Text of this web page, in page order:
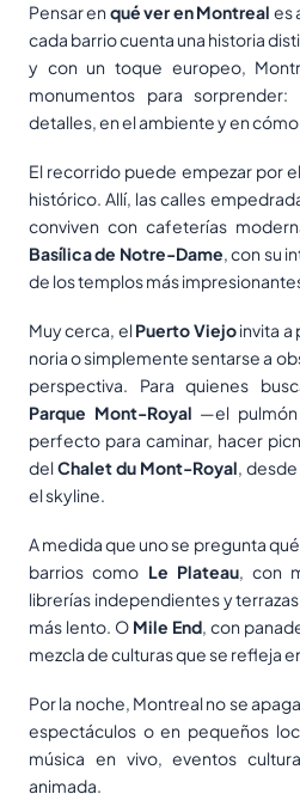
Pensar en qué ver en Montreal es
cada barrio cuenta una historia
y con un toque europeo,
monumentos para
detalles, en el ambiente y en
El recorrido puede empezar por
histórico. Allí, las calles
conviven con cafeterías
Basílica de Notre-Dame, con su
de los templos más
Muy cerca, elPuerto Viejoinvita a
noria o simplemente sentarse a
perspectiva. Para quienes
Parque Mont-Royal —el
perfecto para caminar, hacer
delChalet du Mont-Royal,
el skyline.
A medida que uno se pregunta
barrios como Le Plateau, con
librerías independientes y
más lento. O Mile End, con
mezcla de culturas que se refleja
Por la noche, Montreal no se
espectáculos o en pequeños
música en vivo, eventos
animada.